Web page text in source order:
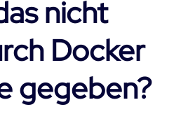
nicht
Docker
gegeben?